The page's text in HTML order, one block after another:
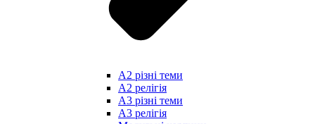
А2 різні теми
А2 релігія
А3 різні теми
А3 релігія